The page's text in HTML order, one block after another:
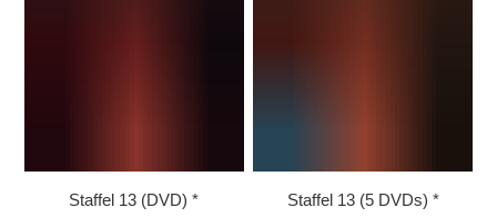
Staffel 13 (DVD) Staffel 13 (5 DVDs)